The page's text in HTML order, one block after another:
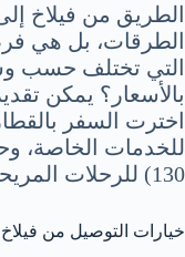
الطريق من فيلاخ
الطرقات، بل هي
التي تختلف حسب
130) للرحلات المريحة عبر الباصات الفاخرة.
خيارات التوصيل من